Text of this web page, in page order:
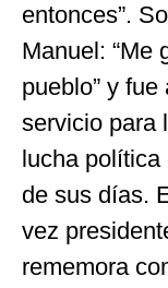
entonces”.
Manuel: “Me
pueblo” y
servicio para
lucha
de sus días.
vez
rememora